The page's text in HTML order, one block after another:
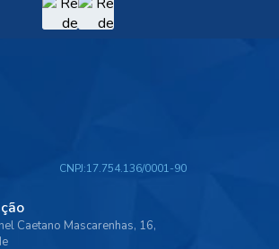
Caetano Mascarenhas, 16,
CNPJ:17.754.136/0001-90